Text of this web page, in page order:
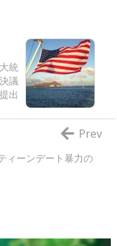
統
議
出
ィーンデート暴力の
Prev